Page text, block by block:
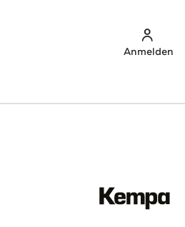
Anmelden